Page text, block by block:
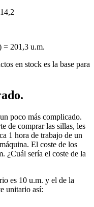
= 201,3 u.m.
en stock es la base para
poco más complicado.
de comprar las sillas, les
1 hora de trabajo de un
El coste de los
¿Cuál sería el coste de la
es 10 u.m. y el de la
unitario así: